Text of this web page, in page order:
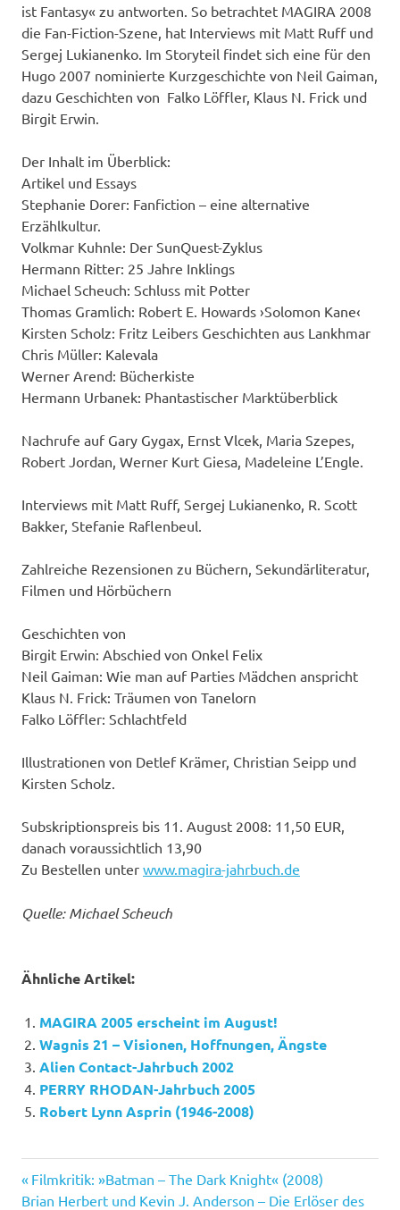
ist Fantasy« zu antworten. So betrachtet MAGIRA 2008
die Fan-Fiction-Szene, hat Interviews mit Matt Ruff und
Sergej Lukianenko. Im Storyteil findet sich eine für den
Hugo 2007 nominierte Kurzgeschichte von Neil Gaiman,
dazu Geschichten von Falko Löffler, Klaus N. Frick und
Birgit Erwin.
Der Inhalt im Überblick:
Artikel und Essays
Stephanie Dorer: Fanfiction – eine alternative
Erzählkultur.
Volkmar Kuhnle: Der SunQuest-Zyklus
Hermann Ritter: 25 Jahre Inklings
Michael Scheuch: Schluss mit Potter
Thomas Gramlich: Robert E. Howards ›Solomon Kane‹
Kirsten Scholz: Fritz Leibers Geschichten aus Lankhmar
Chris Müller: Kalevala
Werner Arend: Bücherkiste
Hermann Urbanek: Phantastischer Marktüberblick
Nachrufe auf Gary Gygax, Ernst Vlcek, Maria Szepes,
Robert Jordan, Werner Kurt Giesa, Madeleine L’Engle.
Interviews mit Matt Ruff, Sergej Lukianenko, R. Scott
Bakker, Stefanie Raflenbeul.
Zahlreiche Rezensionen zu Büchern, Sekundärliteratur,
Filmen und Hörbüchern
Geschichten von
Birgit Erwin: Abschied von Onkel Felix
Neil Gaiman: Wie man auf Parties Mädchen anspricht
Klaus N. Frick: Träumen von Tanelorn
Falko Löffler: Schlachtfeld
Illustrationen von Detlef Krämer, Christian Seipp und
Kirsten Scholz.
Subskriptionspreis bis 11. August 2008: 11,50 EUR,
danach voraussichtlich 13,90
Zu Bestellen unter www.magira-jahrbuch.de
Quelle: Michael Scheuch
Ähnliche Artikel:
MAGIRA 2005 erscheint im August!
Wagnis 21 – Visionen, Hoffnungen, Ängste
Alien Contact-Jahrbuch 2002
PERRY RHODAN-Jahrbuch 2005
Robert Lynn Asprin (1946-2008)
Beitragsnavigation
Vorheriger
Beitrag:
Filmkritik: »Batman – The Dark Knight« (2008)
Nächster
Brian Herbert und Kevin J. Anderson – Die Erlöser des